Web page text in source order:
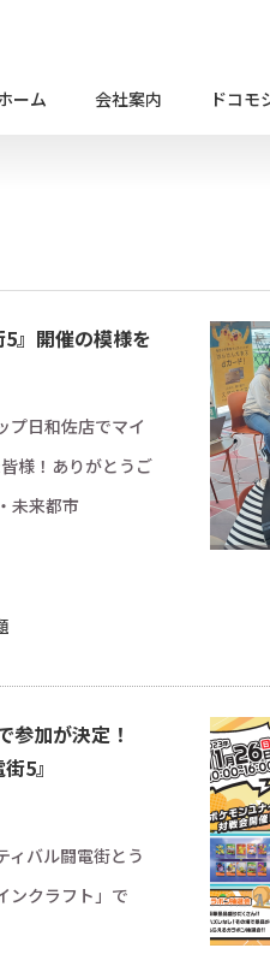
ーム 会社案内 ドコモ
』開催の模様を
日和佐店でマイ
様！ありがとうご
未来都市
加が決定！
5』
ィバル闘電街とう
ンクラフト」で